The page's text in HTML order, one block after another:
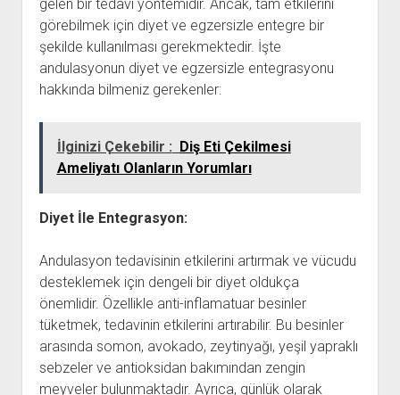
gelen bir tedavi yöntemidir. Ancak, tam etkilerini
görebilmek için diyet ve egzersizle entegre bir
şekilde kullanılması gerekmektedir. İşte
andulasyonun diyet ve egzersizle entegrasyonu
hakkında bilmeniz gerekenler:
İlginizi Çekebilir : Diş Eti Çekilmesi
Ameliyatı Olanların Yorumları
Diyet İle Entegrasyon:
Andulasyon tedavisinin etkilerini artırmak ve vücudu
desteklemek için dengeli bir diyet oldukça
önemlidir. Özellikle anti-inflamatuar besinler
tüketmek, tedavinin etkilerini artırabilir. Bu besinler
arasında somon, avokado, zeytinyağı, yeşil yapraklı
sebzeler ve antioksidan bakımından zengin
meyveler bulunmaktadır. Ayrıca, günlük olarak